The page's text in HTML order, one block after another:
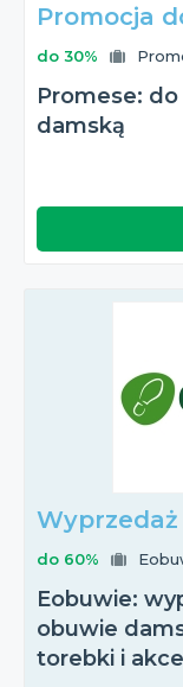
Promocja
do 30%
Promese: do
damską
Wyprzedaż
do 60%
Eobuwie:
obuwie
torebki i